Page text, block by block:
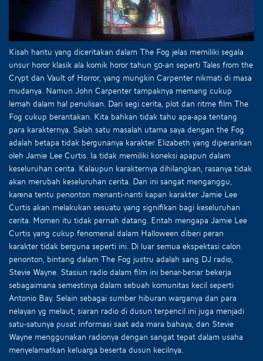
Kisah hantu yang diceritakan dalam The Fog jelas memiliki segala
unsur horor klasik ala komik horor tahun 50-an seperti Tales from the
Crypt dan Vault of Horror, yang mungkin Carpenter nikmati di masa
mudanya. Namun John Carpenter tampaknya memang cukup
lemah dalam hal penulisan. Dari segi cerita, plot dan ritme film The
Fog cukup berantakan. Kita bahkan tidak tahu apa-apa tentang
para karakternya. Salah satu masalah utama saya dengan the Fog
adalah betapa tidak bergunanya karakter Elizabeth yang diperankan
oleh Jamie Lee Curtis. Ia tidak memiliki koneksi apapun dalam
keseluruhan cerita. Kalaupun karakternya dihilangkan, rasanya tidak
akan merubah keseluruhan cerita. Dan ini sangat menganggu,
karena tentu penonton menanti-nanti kapan karakter Jamie Lee
Curtis akan melakukan sesuatu yang signifikan bagi keseluruhan
cerita. Momen itu tidak pernah datang. Entah mengapa Jamie Lee
Curtis yang cukup fenomenal dalam Halloween diberi peran
karakter tidak berguna seperti ini. Di luar semua ekspektasi calon
penonton, bintang dalam The Fog justru adalah sang DJ radio,
Stevie Wayne. Stasiun radio dalam film ini benar-benar bekerja
sebagaimana semestinya dalam sebuah komunitas kecil seperti
Antonio Bay. Selain sebagai sumber hiburan warganya dan para
nelayan yg melaut, siaran radio di dusun terpencil ini juga menjadi
satu-satunya pusat informasi saat ada mara bahaya, dan Stevie
Wayne menggunakan radionya dengan sangat tepat dalam usaha
menyelamatkan keluarga beserta dusun kecilnya.